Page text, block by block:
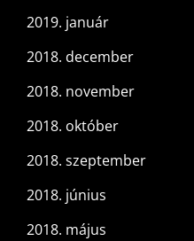
2019. január
2018. december
2018. november
2018. október
2018. szeptember
2018. június
2018. május